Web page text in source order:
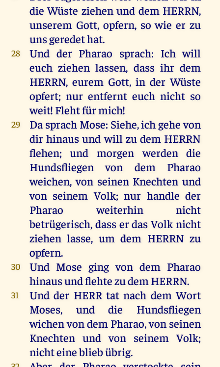
die Wüste ziehen und dem HERRN,
unserem Gott, opfern, so wie er zu
unsgeredethat.
28 Und der Pharao sprach: Ich will
euch ziehen lassen, dass ihr dem
HERRN, eurem Gott,in der Wüste
opfert; nur entfernt euch nicht so
weit! Flehtfürmich!
29 Da sprach Mose: Siehe,ichgehe von
dir hinaus und will zu dem HERRN
flehen;und morgen werden die
Hundsfliegenvon dem
Pharao
weichen,von seinen Knechten und
von seinem Volk;nur handle der
Pharao weiterhinnicht
betrügerisch, dass er das Volk nicht
ziehen lasse, um dem HERRN zu
opfern.
30 Und Mose ging von dem Pharao
hinausundflehtezudem HERRN.
31 Und der HERR tat nach dem Wort
Moses, und die Hundsfliegen
wichenvondem Pharao,von seinen
Knechten und von seinem Volk;
nichteinebliebübrig.